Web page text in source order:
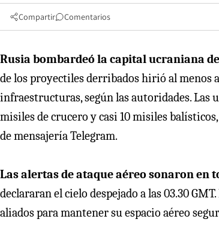
Compartir Comentarios
Rusia bombardeó la capital ucraniana
de los proyectiles derribados hirió al menos
infraestructuras, según las autoridades. Las
misiles de crucero y casi 10 misiles
de mensajería Telegram.
Las alertas de ataque aéreo sonaron en
declararan el cielo despejado a las 03.30
aliados para mantener su espacio aéreo